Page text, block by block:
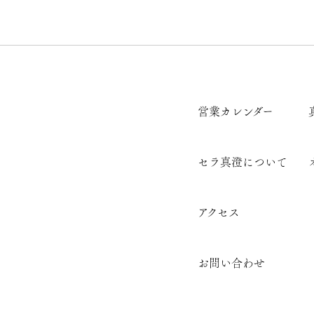
営業カレンダー
セラ真澄について
アクセス
お問い合わせ